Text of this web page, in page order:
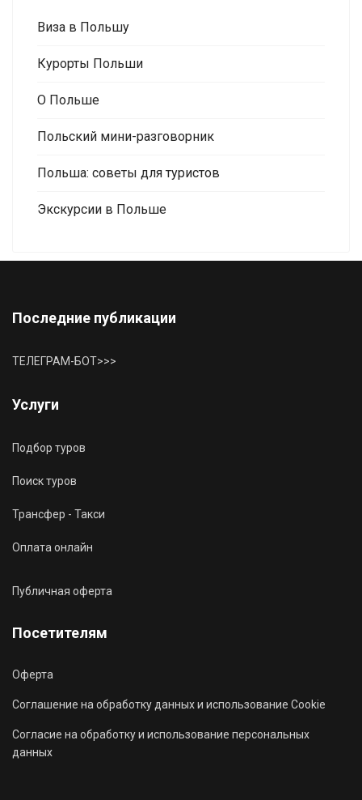
Виза в Польшу
Курорты Польши
О Польше
Польский мини-разговорник
Польша: советы для туристов
Экскурсии в Польше
Последние публикации
ТЕЛЕГРАМ-БОТ>>>
Услуги
Подбор туров
Поиск туров
Трансфер - Такси
Оплата онлайн
Публичная оферта
Посетителям
Оферта
Соглашение на обработку данных и использование Cookie
Согласие на обработку и использование персональных
данных